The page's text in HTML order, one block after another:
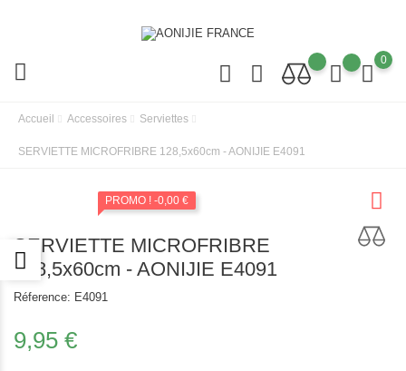
0
Accueil Accessoires Serviettes
SERVIETTE MICROFRIBRE 128,5x60cm - AONIJIE E4091
PROMO !-0,00 €
SERVIETTE MICROFRIBRE
128,5x60cm - AONIJIE E4091
Réference: E4091
9,95 €